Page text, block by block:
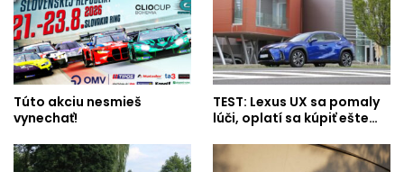
Túto akciu nesmieš
vynechať!
TEST: Lexus UX sa pomaly
lúči, oplatí sa kúpiť ešte…